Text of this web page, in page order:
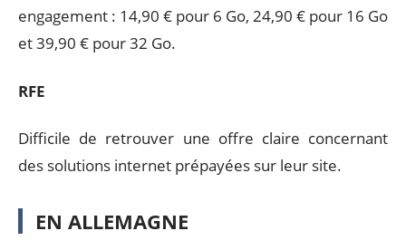
engagement : 14,90 € pour 6 Go, 24,90 € pour 16 Go
et 39,90 € pour 32 Go.
RFE
Difficile de retrouver une offre claire concernant
des solutions internet prépayées sur leur site.
EN ALLEMAGNE